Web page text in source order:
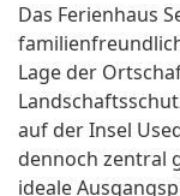
Das Ferienhaus
Lage der
auf der Insel
dennoch zentral
ideale